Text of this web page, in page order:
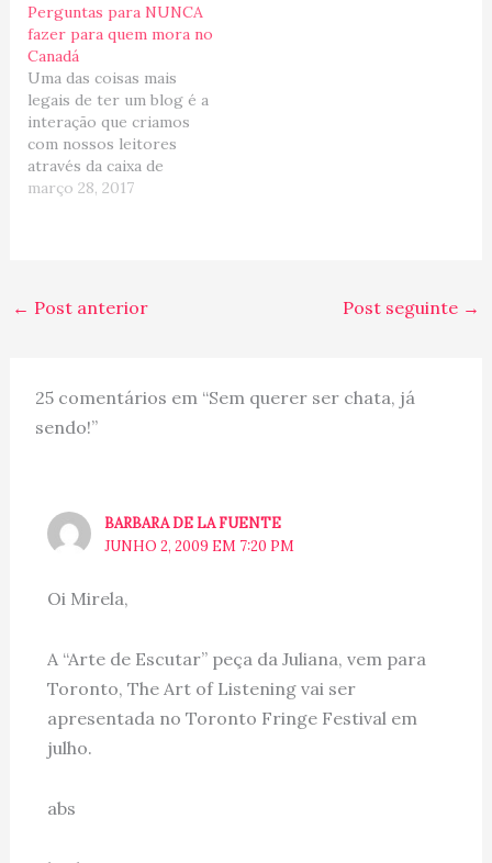
criou um site para
organizarmos os links
dos blogs dos brasileiros
espalhados pelo mundo.
Hoje o site cresceu e…
Perguntas para NUNCA
fazer para quem mora no
Canadá
Uma das coisas mais
legais de ter um blog é a
interação que criamos
com nossos leitores
através da caixa de
comentários. Já fiz
por aqui, já são mais de
13 anos de blog! A…
março 28, 2017
← Post anterior Post seguinte →
25 comentários em “Sem querer ser chata, já
sendo!”
BARBARA DE LA FUENTE
JUNHO 2, 2009 EM 7:20 PM
Oi Mirela,
A “Arte de Escutar” peça da Juliana, vem para
Toronto, The Art of Listening vai ser
apresentada no Toronto Fringe Festival em
julho.
abs